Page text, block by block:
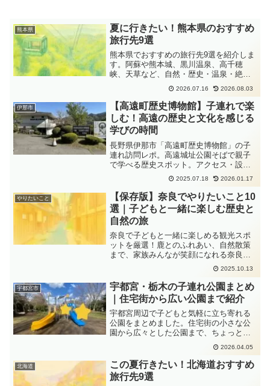
熊本県
夏に行きたい！熊本県のおすすめ
旅行先9選
熊本県でおすすめの旅行先9選を紹介しま
す。阿蘇や熊本城、黒川温泉、高千穂
峡、天草など、自然・歴史・温泉・絶景
を楽しめる人気スポットを厳選。子連れ
旅行や日帰り旅行、夏のおでかけにも役
立つ熊本県観光ガイドです。
2026.07.16 2026.08.03
伊那市
【高遠町歴史博物館】子連れで楽
しむ！高遠の歴史と文化を感じる
学びの時間
長野県伊那市「高遠町歴史博物館」の子
連れ訪問レポ。高遠城址公園そばで親子
で学べる歴史スポット。アクセス・設備
2025.07.18 2026.01.17
やりたいこと
【保存版】奈良でやりたいこと10
選｜子どもと一緒に楽しむ歴史と
自然の旅
奈良で子どもと一緒に楽しめる観光スポ
ットを厳選！鹿とのふれあい、自然散策
まで、家族みんなが笑顔になれる奈良の
やりたいこと10選をご紹介します。2025.10.13
宇都宮市
宇都宮・栃木の子連れ公園まとめ
｜住宅街から広い公園まで紹介
宇都宮周辺で子どもと気軽に立ち寄れる
公園をまとめました。住宅街の小さな公
園から広々とした公園まで、ちょっと遊
びたい日や気分転換にぴったりのスポッ
2026.04.05
北海道
この夏行きたい！北海道おすすめ
旅行先9選